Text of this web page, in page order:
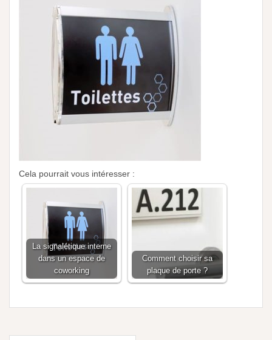
Cela pourrait vous intéresser :
La signalétique interne
dans un espace de
coworking
Comment choisir sa
plaque de porte ?